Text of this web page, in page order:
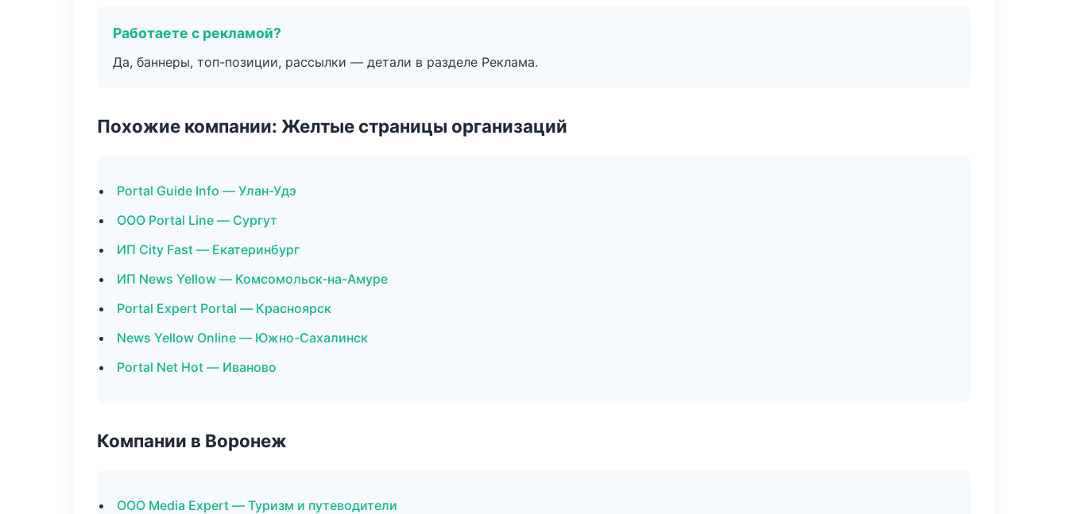
Работаете с рекламой?
Да, баннеры, топ-позиции, рассылки — детали в разделе Реклама.
Похожие компании: Желтые страницы организаций
Portal Guide Info — Улан-Удэ
ООО Portal Line — Сургут
ИП City Fast — Екатеринбург
ИП News Yellow — Комсомольск-на-Амуре
Portal Expert Portal — Красноярск
News Yellow Online — Южно-Сахалинск
Portal Net Hot — Иваново
Компании в Воронеж
ООО Media Expert — Туризм и путеводители